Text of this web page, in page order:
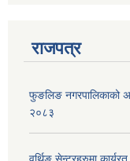
राजपत्र
फुङलिङ नगरपालिकाको
२०८३